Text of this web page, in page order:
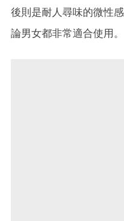
後則是耐人尋味的微性
論男女都非常適合使用。